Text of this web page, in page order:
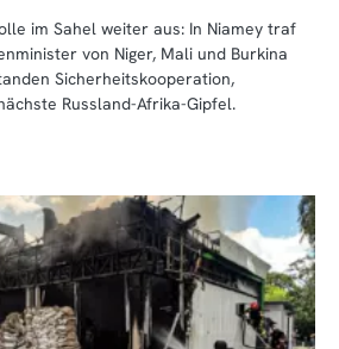
im Sahel weiter aus: In Niamey traf
von Niger, Mali und Burkina
Sicherheitskooperation,
Russland-Afrika-Gipfel.